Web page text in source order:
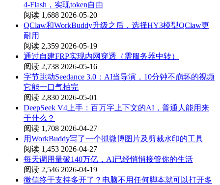
4-Flash，实现token自由
阅读 1,688 2026-05-20
QClaw和WorkBuddy升级之后，选择HY3模型QClaw更
耐用
阅读 2,359 2026-05-19
通过自建FRP实现内网穿透（需服务器中转）
阅读 2,738 2026-05-16
字节跳动Seedance 3.0：AI当导演，10分钟不崩坏的视频
它能一口气拍完
阅读 2,830 2026-05-01
DeepSeek V4上手：百万字上下文的AI，普通人能用来
干什么？
阅读 1,708 2026-04-27
用WorkBuddy写了一个抓微博图片及剪裁水印的工具
阅读 1,453 2026-04-27
每天调用量破140万亿，AI已经悄悄接管你的生活
阅读 2,546 2026-04-19
微信终于支持多开了？电脑不用任何脚本就可以打开多